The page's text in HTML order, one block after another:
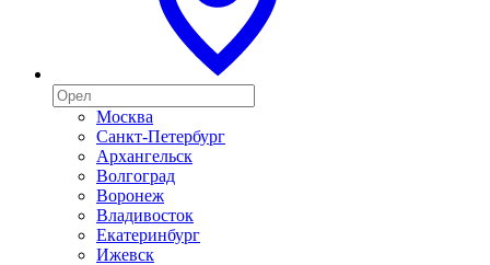
Москва
Санкт-Петербург
Архангельск
Волгоград
Воронеж
Владивосток
Екатеринбург
Ижевск